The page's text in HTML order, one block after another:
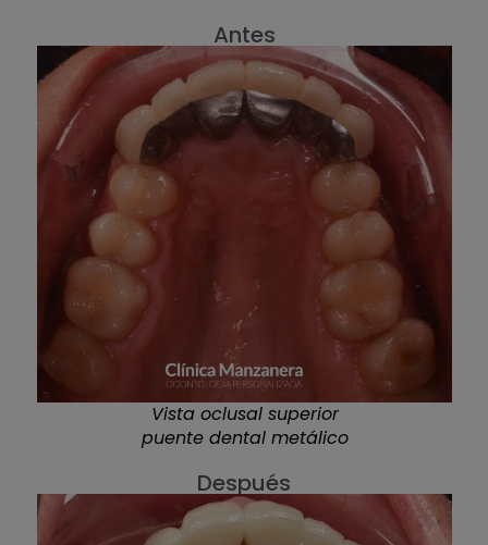
Antes
Vista oclusal superior
puente dental metálico
Después